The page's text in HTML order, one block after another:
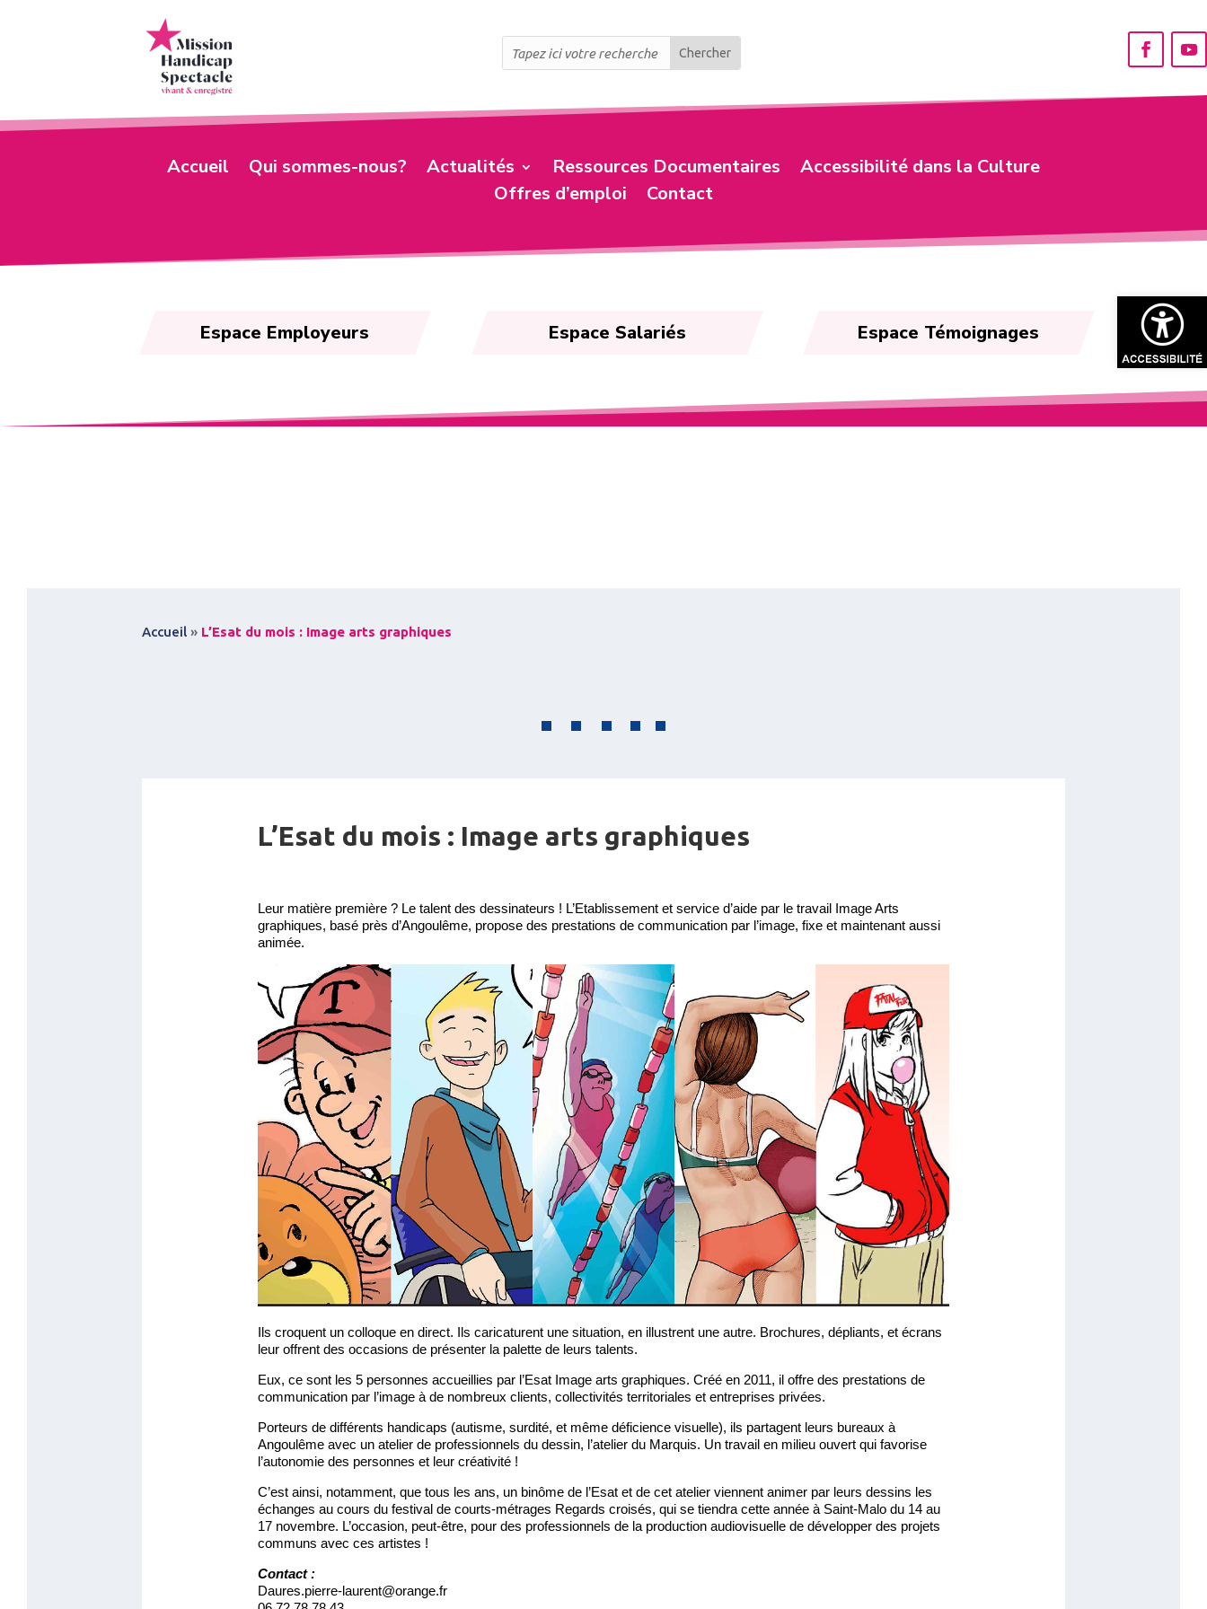
Ouvrir la
Accueil Qui sommes-nous? Actualités Ressources Documentaires
Accessibilité dans la Culture
Offres d’emploi
Contact
Espace Employeurs Espace Salariés Espace Témoignages
Accueil » L’Esat du mois : Image arts graphiques
L’Esat du mois : Image arts graphiques
Leur matière première ? Le talent des dessinateurs ! L’Etablissement et service d’aide par le travail Image Arts
graphiques, basé près d’Angoulême, propose des prestations de communication par l’image, fixe et maintenant aussi
animée.
Ils croquent un colloque en direct. Ils caricaturent une situation, en illustrent une autre. Brochures, dépliants, et écrans
leur offrent des occasions de présenter la palette de leurs talents.
Eux, ce sont les 5 personnes accueillies par l’Esat Image arts graphiques. Créé en 2011, il offre des prestations de
communication par l’image à de nombreux clients, collectivités territoriales et entreprises privées.
Porteurs de différents handicaps (autisme, surdité, et même déficience visuelle), ils partagent leurs bureaux à
Angoulême avec un atelier de professionnels du dessin, l’atelier du Marquis. Un travail en milieu ouvert qui favorise
l’autonomie des personnes et leur créativité !
C’est ainsi, notamment, que tous les ans, un binôme de l’Esat et de cet atelier viennent animer par leurs dessins les
échanges au cours du festival de courts-métrages Regards croisés, qui se tiendra cette année à Saint-Malo du 14 au
17 novembre. L’occasion, peut-être, pour des professionnels de la production audiovisuelle de développer des projets
communs avec ces artistes !
Contact :
Daures.pierre-laurent@orange.fr